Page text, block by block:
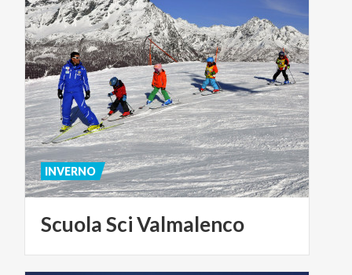
ScuolaSciValmalenco
INVERNO